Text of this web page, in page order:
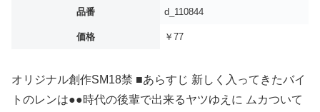
品番 d_110844
価格 ￥77
オリジナル創作SM18禁 ■あらすじ 新しく入ってきたバイ
トのレンは●●時代の後輩で出来るヤツゆえに ムカついて